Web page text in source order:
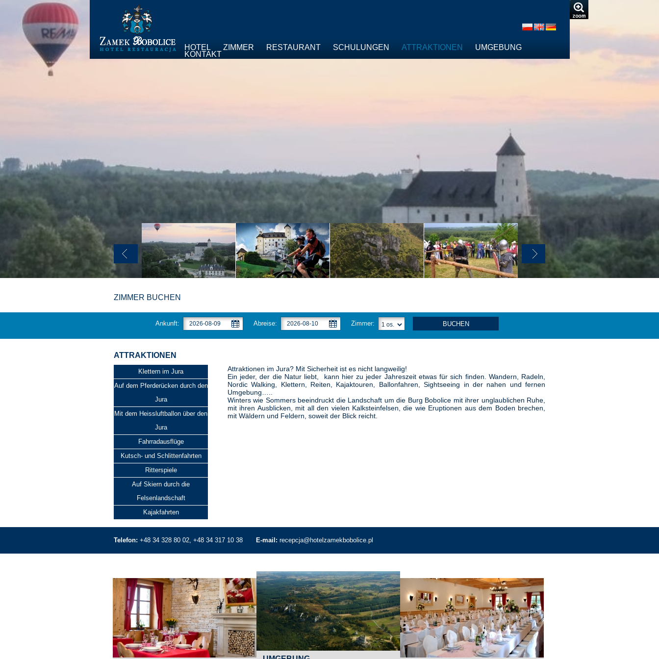
HOTEL ZIMMER RESTAURANT SCHULUNGEN ATTRAKTIONEN
UMGEBUNG
KONTAKT
ZIMMER BUCHEN
Ankunft: Abreise: Zimmer: BUCHEN
ATTRAKTIONEN
Klettern im Jura
Auf dem Pferderücken durch den
Jura
Mit dem Heissluftballon über den
Jura
Fahrradausflüge
Kutsch- und Schlittenfahrten
Ritterspiele
Auf Skiern durch die
Felsenlandschaft
Kajakfahrten
Attraktionen im Jura? Mit Sicherheit ist es nicht langweilig!
Ein jeder, der die Natur liebt, kann hier zu jeder Jahreszeit etwas für sich finden. Wandern, Radeln,
Nordic Walking, Klettern, Reiten, Kajaktouren, Ballonfahren, Sightseeing in der nahen und fernen
Umgebung…..
Winters wie Sommers beeindruckt die Landschaft um die Burg Bobolice mit ihrer unglaublichen Ruhe,
mit ihren Ausblicken, mit all den vielen Kalksteinfelsen, die wie Eruptionen aus dem Boden brechen,
mit Wäldern und Feldern, soweit der Blick reicht.
Telefon: +48 34 328 80 02, +48 34 317 10 38 E-mail: recepcja@hotelzamekbobolice.pl